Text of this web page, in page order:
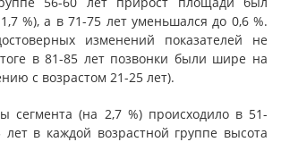
%), а в 71-75 лет уменьшался до 0,6 %.
изменений показателей не
в 81-85 лет позвонки были шире на
с возрастом 21-25 лет).
сегмента (на 2,7 %) происходило в 51-
в каждой возрастной группе высота